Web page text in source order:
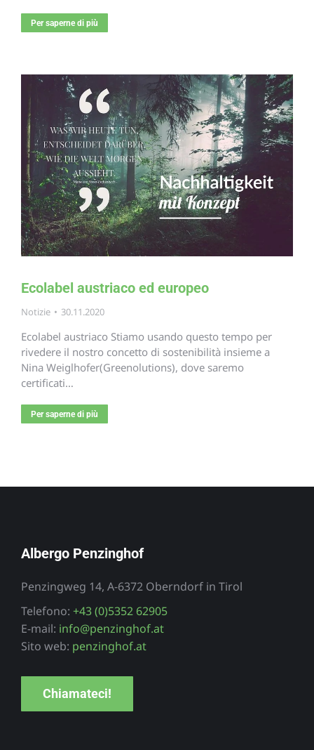
Per saperne di più
Ecolabel austriaco ed europeo
Notizie 30.11.2020
Ecolabel austriaco Stiamo usando questo tempo per
rivedere il nostro concetto di sostenibilità insieme a
Nina Weiglhofer(Greenolutions), dove saremo
certificati…
Per saperne di più
Albergo Penzinghof
Penzingweg 14, A-6372 Oberndorf in Tirol
Telefono: +43 (0)5352 62905
E-mail: info@penzinghof.at
Sito web: penzinghof.at
Chiamateci!